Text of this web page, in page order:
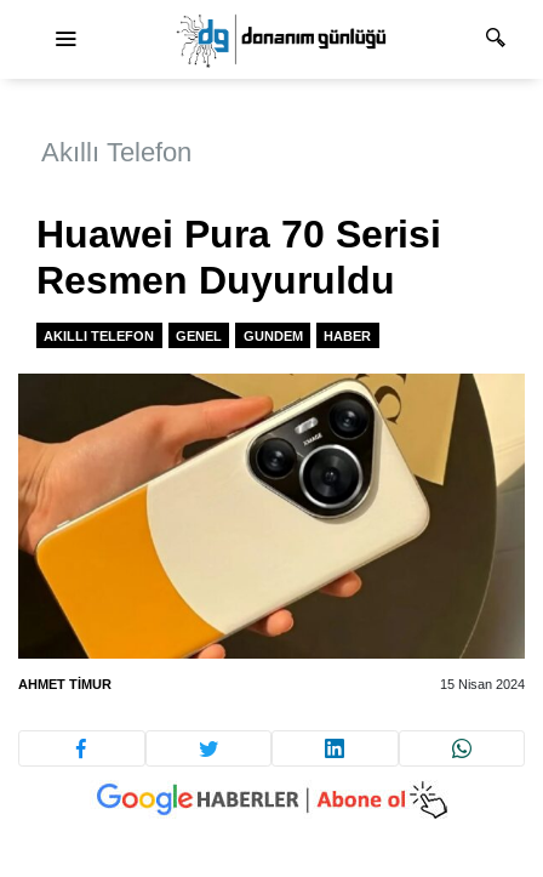
Akıllı Telefon
Huawei Pura 70 Serisi
Resmen Duyuruldu
AKILLI TELEFON GENEL GUNDEM HABER
AHMET TIMUR 15 Nisan 2024